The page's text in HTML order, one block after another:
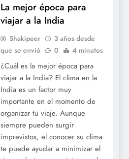
La mejor época para
viajar a la India
Shakipeer
3 años desde
que se envió
0 4 minutos
¿Cuál es la mejor época para
viajar a la India? El clima en la
India es un factor muy
importante en el momento de
organizar tu viaje. Aunque
siempre pueden surgir
imprevistos, el conocer su clima
te puede ayudar a minimizar el